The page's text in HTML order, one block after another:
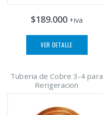
$189.000 +iva
VER DETALLE
Tuberia de Cobre 3-4 para
Rerigeracion